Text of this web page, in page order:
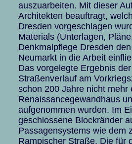
auszuarbeiten. Mit dieser
Architekten beauftragt,
Dresden vorgeschlagen
Materials (Unterlagen,
Denkmalpflege Dresden
Neumarkt in die Arbeit
Das vorgelegte Ergebnis
Straßenverlauf am
schon 200 Jahre nicht mehr
Renaissancegewandhaus
aufgenommen wurden. Im
geschlossene Blockränder
Passagensystems wie dem
Rampischer Straße. Die für